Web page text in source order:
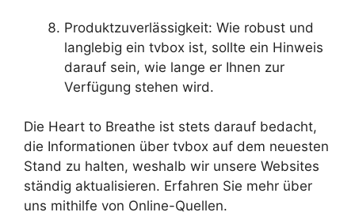
Produktzuverlässigkeit: Wie robust und
langlebig ein tvbox ist, sollte ein Hinweis
darauf sein, wie lange er Ihnen zur
Verfügung stehen wird.
Die Heart to Breathe ist stets darauf bedacht,
die Informationen über tvbox auf dem neuesten
Stand zu halten, weshalb wir unsere Websites
ständig aktualisieren. Erfahren Sie mehr über
uns mithilfe von Online-Quellen.